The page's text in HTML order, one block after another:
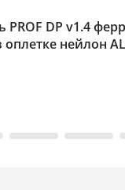
PROF DP v1.4
оплетке нейлон